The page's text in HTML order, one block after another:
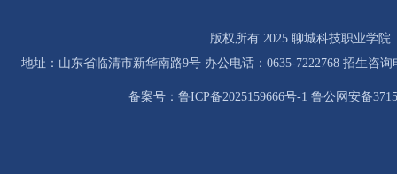
版权所有 2025 聊城科技职业学院
地址：山东省临清市新华南路9号 办公电话：0635-7222768 招生咨询
备案号：鲁ICP备2025159666号-1 鲁公网安备